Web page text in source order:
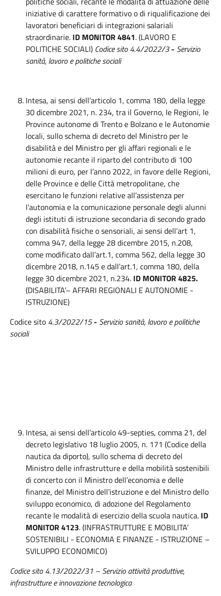
iniziative di carattere formativo o di riqualificazione dei
lavoratori beneficiari di integrazioni salariali
straordinarie. ID MONITOR 4841. (LAVORO E
POLITICHE SOCIALI) Codice sito 4.4/2022/3- Servizio
sanità, lavoro e politiche sociali
Intesa, ai sensi dell’articolo 1, comma 180, della legge
30 dicembre 2021, n. 234, tra il Governo, le Regioni, le
Province autonome di Trento e Bolzano e le Autonomie
locali, sullo schema di decreto del Ministro per le
disabilità e del Ministro per gli affari regionali e le
autonomie recante il riparto del contributo di 100
milioni di euro, per l’anno 2022, in favore delle Regioni,
delle Province e delle Città metropolitane, che
esercitano le funzioni relative all’assistenza per
l’autonomia e la comunicazione personale degli alunni
degli istituti di istruzione secondaria di secondo grado
con disabilità fisiche o sensoriali, ai sensi dell’art 1,
comma 947, della legge 28 dicembre 2015, n.208,
come modificato dall’art.1, comma 562, della legge 30
dicembre 2018, n.145 e dall’art.1, comma 180, della
legge 30 dicembre 2021, n.234. ID MONITOR 4825.
(DISABILITA’– AFFARI REGIONALI E AUTONOMIE -
ISTRUZIONE)
Codice sito 4.3/2022/15- Servizio sanità, lavoro e politiche
sociali
Intesa, ai sensi dell’articolo 49-septies, comma 21, del
decreto legislativo 18 luglio 2005, n. 171 (Codice della
nautica da diporto), sullo schema di decreto del
Ministro delle infrastrutture e della mobilità sostenibili
di concerto con il Ministro dell’economia e delle
finanze, del Ministro dell’istruzione e del Ministro dello
sviluppo economico, di adozione del Regolamento
recante le modalità di esercizio della scuola nautica. ID
MONITOR 4123. (INFRASTRUTTURE E MOBILITA’
SOSTENIBILI - ECONOMIA E FINANZE - ISTRUZIONE –
SVILUPPO ECONOMICO)
Codice sito 4.13/2022/31 – Servizio attività produttive,
infrastrutture e innovazione tecnologica